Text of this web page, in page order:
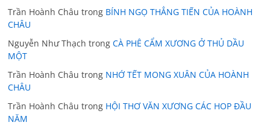
Trần Hoành Châu trong BÍNH NGỌ THẲNG TIẾN CỦA HOÀNH
CHÂU
Nguyễn Như Thạch trongCÀ PHÊ CẨM XƯƠNG Ở THỦ DẦU
MỘT
Trần Hoành Châu trong NHỚ TẾT MONG XUÂN CỦA HOÀNH
CHÂU
Trần Hoành Châu trong HỘI THƠ VĂN XƯƠNG CÁC HOP ĐẦU
NĂM